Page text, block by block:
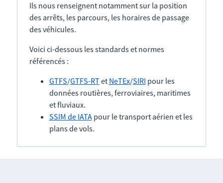
Ils nous renseignent notamment sur la position
des arrêts, les parcours, les horaires de passage
des véhicules.
Voici ci-dessous les standards et normes
référencés :
GTFS/GTFS-RTet NeTEx/SIRI pour les
données routières, ferroviaires, maritimes
et fluviaux.
SSIM de IATApour le transport aérien et les
plans de vols.